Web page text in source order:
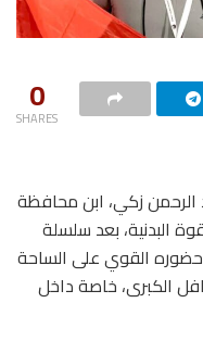
0
SHARES
الرحمن زكي، ابن محافظة
البدنية، بعد سلسلة
حضوره القوي على الساحة
الكبرى، خاصة داخل